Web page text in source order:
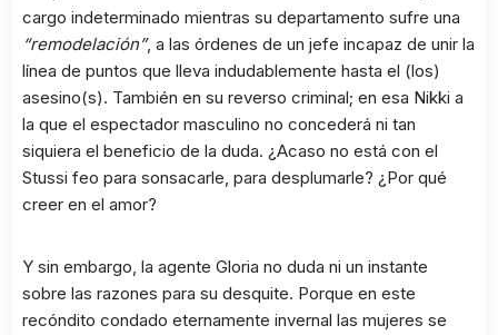
cargo indeterminado mientras su departamento sufre una
“remodelación”, a las órdenes de un jefe incapaz de unir la
línea de puntos que lleva indudablemente hasta el (los)
asesino(s). También en su reverso criminal; en esa Nikki a
la que el espectador masculino no concederá ni tan
siquiera el beneficio de la duda. ¿Acaso no está con el
Stussi feo para sonsacarle, para desplumarle? ¿Por qué
creer en el amor?
Y sin embargo, la agente Gloria no duda ni un instante
sobre las razones para su desquite. Porque en este
recóndito condado eternamente invernal las mujeres se